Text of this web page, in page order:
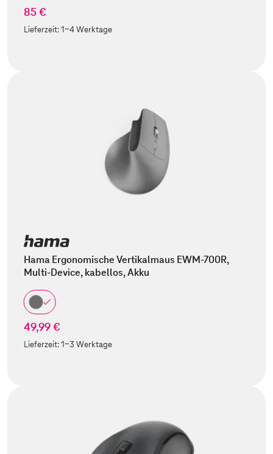
85 €
Lieferzeit:1-4 Werktage
Hama Ergonomische Vertikalmaus EWM-700R,
Multi-Device, kabellos, Akku
49,99 €
Lieferzeit:1-3 Werktage